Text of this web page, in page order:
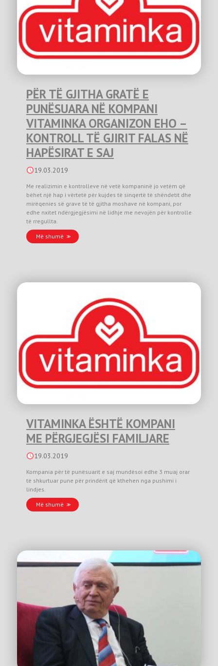
PËR TË GJITHA GRATË E
PUNËSUARA NË KOMPANI
VITAMINKA ORGANIZON EHO –
KONTROLL TË GJIRIT FALAS NË
HAPËSIRAT E SAJ
19.03.2019
Me realizimin e kontrolleve në vetë kompaninë jo vetëm që
bëhet një hap i vërtetë për kujdes të sinqertë të shëndetit dhe
mirëqenies së grave të të gjitha moshave në kompani, por
edhe nxitet ndërgjegjësimi në lidhje me nevojën për kontrolle
të rregullta.
Më shumë
VITAMINKA ËSHTË KOMPANI
ME PËRGJEGJËSI FAMILJARE
19.03.2019
Kompania për të punësuarit e saj mundësoi edhe 3 muaj orar
të shkurtuar pune për prindërit që kthehen nga pushimi i
lindjes.
Më shumë